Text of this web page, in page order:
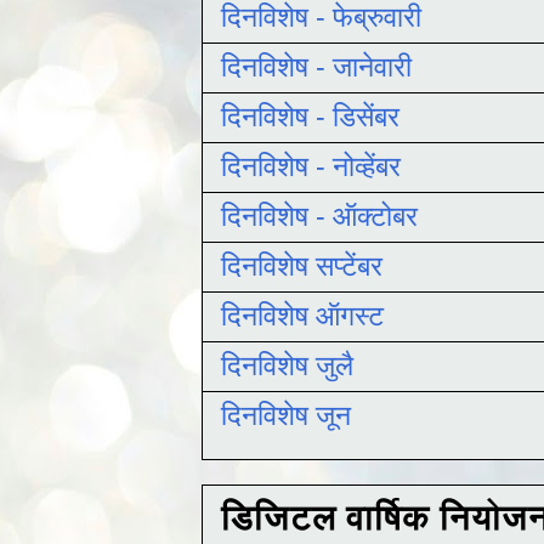
दिनविशेष - फेब्रुवारी
दिनविशेष - जानेवारी
दिनविशेष - डिसेंबर
दिनविशेष - नोव्हेंबर
दिनविशेष - ऑक्टोबर
दिनविशेष सप्टेंबर
दिनविशेष ऑगस्ट
दिनविशेष जुलै
दिनविशेष जून
डिजिटल वार्षिक